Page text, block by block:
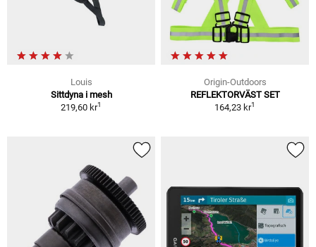
Louis
Sittdyna i mesh
219,60 kr1
Origin-Outdoors
REFLEKTORVÄST SET
164,23 kr1